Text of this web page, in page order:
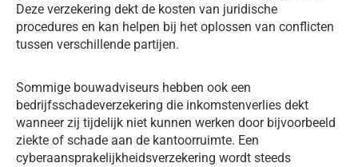
Deze verzekering dekt de kosten van juridische
procedures en kan helpen bij het oplossen van conflicten
tussen verschillende partijen.
Sommige bouwadviseurs hebben ook een
bedrijfsschadeverzekering die inkomstenverlies dekt
wanneer zij tijdelijk niet kunnen werken door bijvoorbeeld
ziekte of schade aan de kantoorruimte. Een
cyberaansprakelijkheidsverzekering wordt steeds